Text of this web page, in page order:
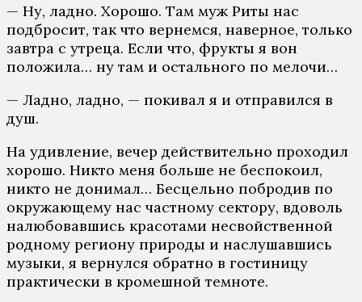
— Ну, ладно. Хорошо. Там муж Риты нас
подбросит, так что вернемся, наверное, только
завтра с утреца. Если что, фрукты я вон
положила… ну там и остального по мелочи…
— Ладно, ладно, — покивал я и отправился в
душ.
На удивление, вечер действительно проходил
хорошо. Никто меня больше не беспокоил,
никто не донимал… Бесцельно побродив по
окружающему нас частному сектору, вдоволь
налюбовавшись красотами несвойственной
родному региону природы и наслушавшись
музыки, я вернулся обратно в гостиницу
практически в кромешной темноте.